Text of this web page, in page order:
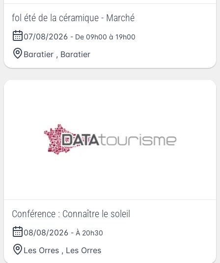
fol été de la céramique - Marché
07/08/2026 - De 09h00 à 19h00
Baratier , Baratier
Conférence : Connaître le soleil
08/08/2026 - À 20h30
Les Orres , Les Orres